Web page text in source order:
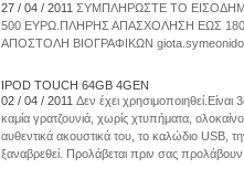
27 / 04 / 2011 ΣΥΜΠΛΗΡΩΣΤΕ ΤΟ
500 ΕΥΡΩ.ΠΛΗΡΗΣ ΑΠΑΣΧΟΛΗΣΗ ΕΩΣ
ΑΠΟΣΤΟΛΗ ΒΙΟΓΡΑΦΙΚΩΝ
IPOD TOUCH 64GB 4GEN
02 / 04 / 2011 Δεν έχει χρησιμοποιηθεί.Είναι
καμία γρατζουνιά, χωρίς χτυπήματα,
αυθεντικά ακουστικά του, το καλώδιο USB,
ξαναβρεθεί. Προλάβεται πριν σας